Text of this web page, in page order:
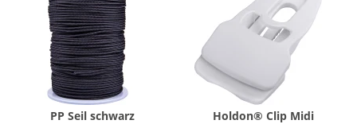
PP Seil schwarz Holdon® Clip Midi